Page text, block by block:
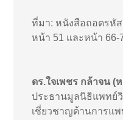
ที่มา: หนังสือถอดรหั
หน้า 51 และหน้า 66-
ดร.ใจเพชร กล้าจน (
ประธานมูลนิธิแพทย์
เชี่ยวชาญด้านการแ